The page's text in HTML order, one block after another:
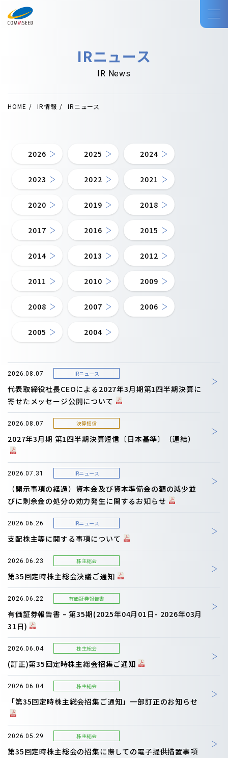
IRニュース
IR News
HOME IR情報 IRニュース
2026 2025 2024
2023 2022 2021
2020 2019 2018
2017 2016 2015
2014 2013 2012
2011 2010 2009
2008 2007 2006
2005 2004
2026.08.07 IRニュース
代表取締役社長CEOによる2027年3月期第1四半期決算に
寄せたメッセージ公開について
2026.08.07 決算短信
2027年3月期 第1四半期決算短信〔日本基準〕（連結）
2026.07.31 IRニュース
（開示事項の経過）資本金及び資本準備金の額の減少並
びに剰余金の処分の効力発生に関するお知らせ
2026.06.26 IRニュース
支配株主等に関する事項について
2026.06.23 株主総会
第35回定時株主総会決議ご通知
2026.06.22 有価証券報告書
有価証券報告書 – 第35期(2025年04月01日- 2026年03月
31日)
2026.06.04 株主総会
(訂正)第35回定時株主総会招集ご通知
2026.06.04 株主総会
「第35回定時株主総会招集ご通知」一部訂正のお知らせ
2026.05.29 株主総会
第35回定時株主総会の招集に際しての電子提供措置事項